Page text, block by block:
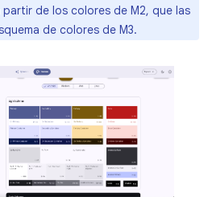
de los colores de M2, que las
de colores de M3.